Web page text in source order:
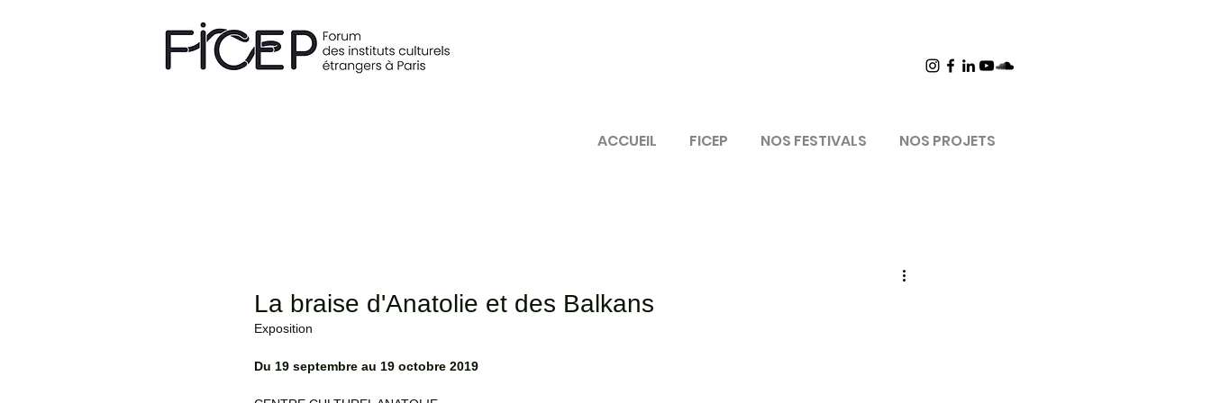
ACCUEIL FICEP NOS FESTIVALS NOS PROJETS
La braise d'Anatolie et des Balkans
Exposition
Du 19 septembre au 19 octobre 2019